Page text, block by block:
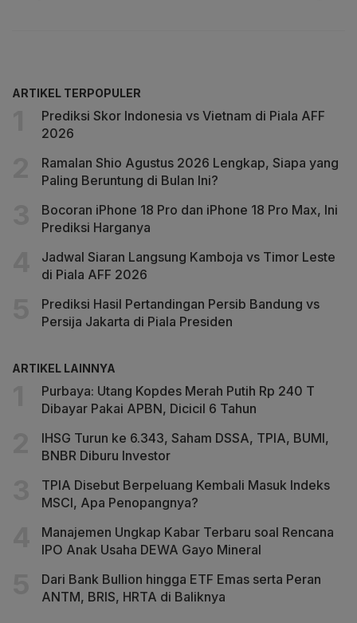
ARTIKEL TERPOPULER
Prediksi Skor Indonesia vs Vietnam di Piala AFF
2026
Ramalan Shio Agustus 2026 Lengkap, Siapa yang
Paling Beruntung di Bulan Ini?
Bocoran iPhone 18 Pro dan iPhone 18 Pro Max, Ini
Prediksi Harganya
Jadwal Siaran Langsung Kamboja vs Timor Leste
di Piala AFF 2026
Prediksi Hasil Pertandingan Persib Bandung vs
Persija Jakarta di Piala Presiden
ARTIKEL LAINNYA
Purbaya: Utang Kopdes Merah Putih Rp 240 T
Dibayar Pakai APBN, Dicicil 6 Tahun
IHSG Turun ke 6.343, Saham DSSA, TPIA, BUMI,
BNBR Diburu Investor
TPIA Disebut Berpeluang Kembali Masuk Indeks
MSCI, Apa Penopangnya?
Manajemen Ungkap Kabar Terbaru soal Rencana
IPO Anak Usaha DEWA Gayo Mineral
Dari Bank Bullion hingga ETF Emas serta Peran
ANTM, BRIS, HRTA di Baliknya